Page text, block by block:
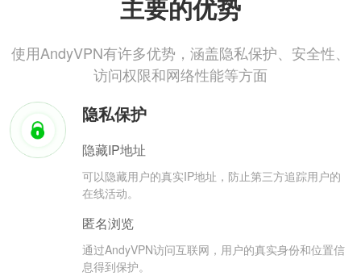
主要的优势
使用AndyVPN有许多优势，涵盖隐私保护、安全性、
访问权限和网络性能等方面
隐私保护
隐藏IP地址
可以隐藏用户的真实IP地址，防止第三方追踪用户的
在线活动。
匿名浏览
通过AndyVPN访问互联网，用户的真实身份和位置信
息得到保护。